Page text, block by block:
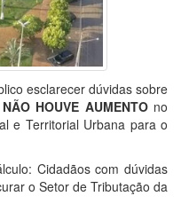
esclarecer dúvidas sobre
NÃO HOUVE AUMENTOno
e Territorial Urbana para o
Cidadãos com dúvidas
o Setor de Tributação da